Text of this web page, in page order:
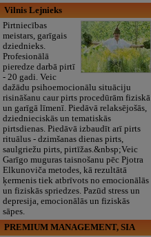
Vilnis Lejnieks
Pirtniecības
meistars, garīgais
dziednieks.
Profesionālā
pieredze darbā pirtī
- 20 gadi. Veic
dažādu psihoemocionālu situāciju
risināšanu caur pirts procedūrām fiziskā
un garīgā līmenī. Piedāvā relaksējošās,
dziednieciskās un tematiskās
pirtsdienas. Piedāvā izbaudīt arī pirts
rituālus - dzimšanas dienas pirts,
saulgriežu pirts, pirtīžas.&nbsp;Veic
Garīgo muguras taisnošanu pēc Pjotra
Elkunoviča metodes, kā rezultātā
ķermenis tiek atbrīvots no emocionālās
un fiziskās spriedzes. Pazūd stress un
depresija, emocionālās un fiziskās
sāpes.
PREMIUM MANAGEMENT, SIA